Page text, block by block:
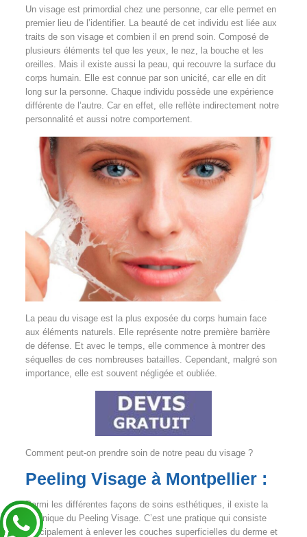
Un visage est primordial chez une personne, car elle permet en
premier lieu de l’identifier. La beauté de cet individu est liée aux
traits de son visage et combien il en prend soin. Composé de
plusieurs éléments tel que les yeux, le nez, la bouche et les
oreilles. Mais il existe aussi la peau, qui recouvre la surface du
corps humain. Elle est connue par son unicité, car elle en dit
long sur la personne. Chaque individu possède une expérience
différente de l’autre. Car en effet, elle reflète indirectement notre
personnalité et aussi notre comportement.
La peau du visage est la plus exposée du corps humain face
aux éléments naturels. Elle représente notre première barrière
de défense. Et avec le temps, elle commence à montrer des
séquelles de ces nombreuses batailles. Cependant, malgré son
importance, elle est souvent négligée et oubliée.
Comment peut-on prendre soin de notre peau du visage ?
Peeling Visage à Montpellier :
Parmi les différentes façons de soins esthétiques, il existe la
technique du Peeling Visage. C’est une pratique qui consiste
principalement à enlever les couches superficielles du derme et